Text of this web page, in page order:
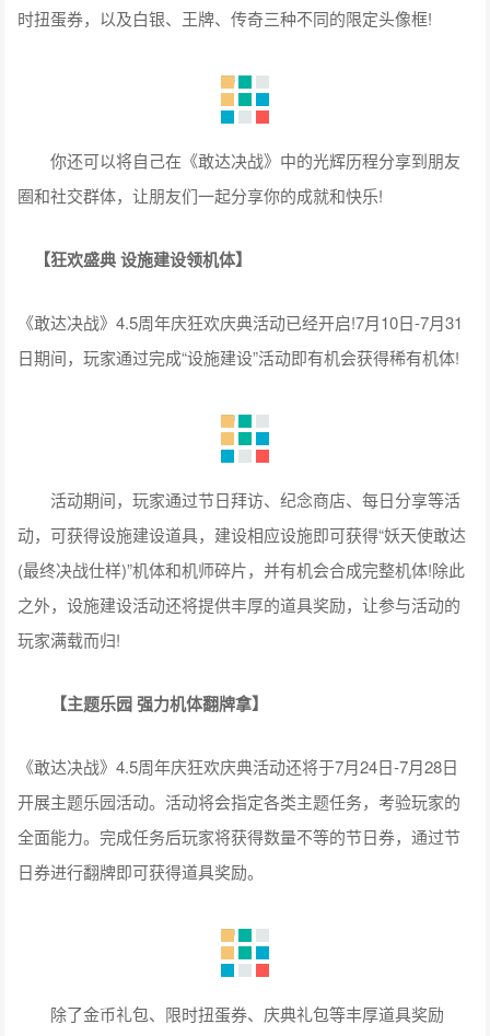
时扭蛋券，以及白银、王牌、传奇三种不同的限定头像框!
你还可以将自己在《敢达决战》中的光辉历程分享到朋友
圈和社交群体，让朋友们一起分享你的成就和快乐!
【狂欢盛典 设施建设领机体】
《敢达决战》4.5周年庆狂欢庆典活动已经开启!7月10日-7月31
日期间，玩家通过完成“设施建设”活动即有机会获得稀有机体!
活动期间，玩家通过节日拜访、纪念商店、每日分享等活
动，可获得设施建设道具，建设相应设施即可获得“妖天使敢达
(最终决战仕样)”机体和机师碎片，并有机会合成完整机体!除此
之外，设施建设活动还将提供丰厚的道具奖励，让参与活动的
玩家满载而归!
【主题乐园 强力机体翻牌拿】
《敢达决战》4.5周年庆狂欢庆典活动还将于7月24日-7月28日
开展主题乐园活动。活动将会指定各类主题任务，考验玩家的
全面能力。完成任务后玩家将获得数量不等的节日券，通过节
日券进行翻牌即可获得道具奖励。
除了金币礼包、限时扭蛋券、庆典礼包等丰厚道具奖励